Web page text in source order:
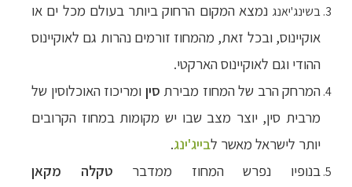
בשינג'יאנג נמצא המקום הרחוק ביותר בעולם מכל ים או
אוקיינוס, ובכל זאת, מהמחוז זורמים נהרות גם לאוקיינוס
ההודי וגם לאוקיינוס הארקטי.
המרחק הרב של המחוז מבירת סין ומריכוז האוכלוסין של
מרבית סין, יוצר מצב שבו יש מקומות במחוז הקרובים
יותר לישראל מאשר לבייג'ינג.
בנופיו נפרש המחוז ממדבר טקלה מקאן